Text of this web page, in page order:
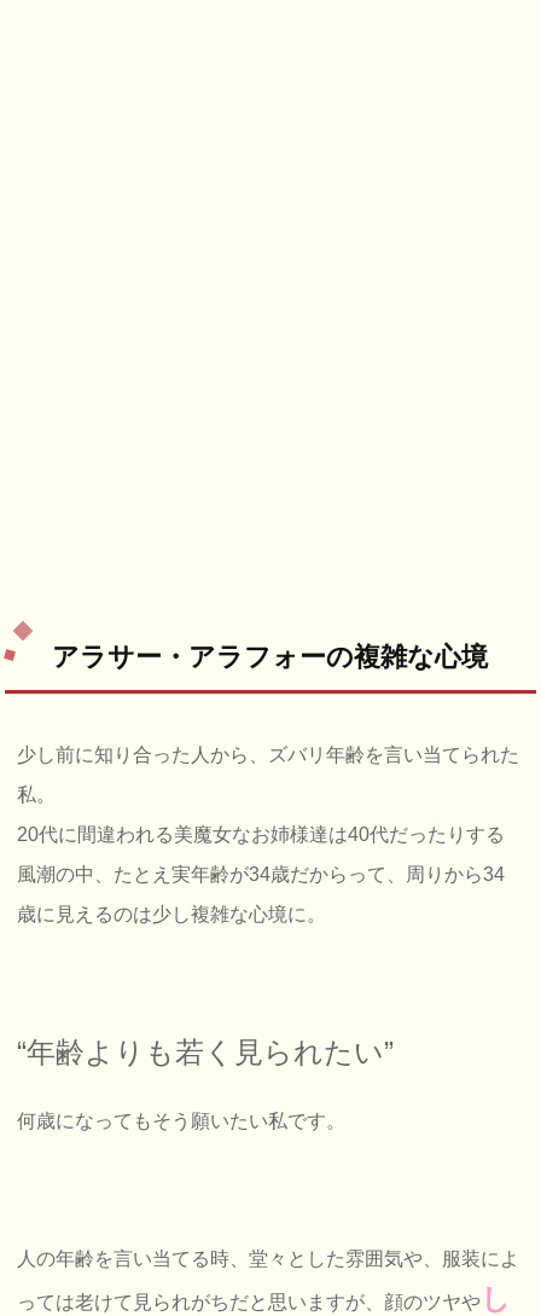
アラサー・アラフォーの複雑な心境
少し前に知り合った人から、ズバリ年齢を言い当てられた
私。
20代に間違われる美魔女なお姉様達は40代だったりする
風潮の中、たとえ実年齢が34歳だからって、周りから34
歳に見えるのは少し複雑な心境に。
“年齢よりも若く見られたい”
何歳になってもそう願いたい私です。
人の年齢を言い当てる時、堂々とした雰囲気や、服装によ
っては老けて見られがちだと思いますが、顔のツヤや し